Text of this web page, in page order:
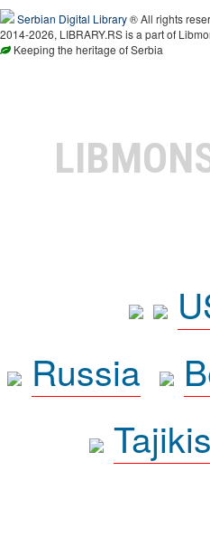
Serbian Digital Library® All rights
2014-2026, LIBRARY.RS is a part of
Keeping the heritage of Serbia
Russia